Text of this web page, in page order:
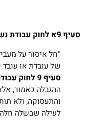
סעיף 9א לחוק עבודת נשים, תשי”ד-
“חל איסור על
של עובדת או
סעיף 9 לחוק עבודת נשים
ההגבלה כאמור,
והתעסוקה, ולא
לעילה שבשלה